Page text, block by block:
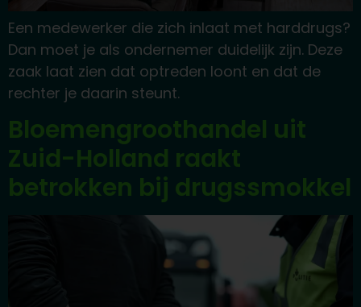
Een medewerker die zich inlaat met harddrugs?
Dan moet je als ondernemer duidelijk zijn. Deze
zaak laat zien dat optreden loont en dat de
rechter je daarin steunt.
Bloemengroothandel uit
Zuid-Holland raakt
betrokken bij drugssmokkel